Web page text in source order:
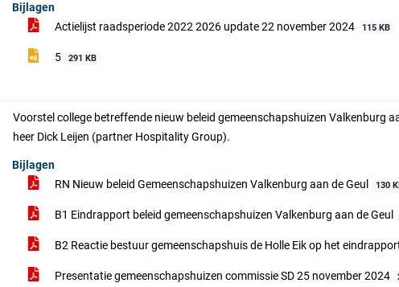
Bijlagen
Actielijst raadsperiode 2022 2026 update 22 november 2024
115 KB
5 291 KB
Voorstel college betreffende nieuw beleid gemeenschapshuizen Valkenburg
heer Dick Leijen (partner Hospitality Group).
Bijlagen
RN Nieuw beleid Gemeenschapshuizen Valkenburg aan de Geul
130
B1 Eindrapport beleid gemeenschapshuizen Valkenburg aan de Geul
B2 Reactie bestuur gemeenschapshuis de Holle Eik op het
Presentatie gemeenschapshuizen commissie SD 25 november 2024